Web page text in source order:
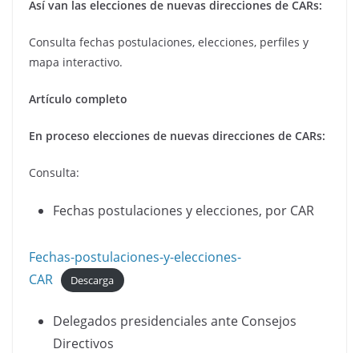
Así van las elecciones de nuevas direcciones de CARs:
Consulta fechas postulaciones, elecciones, perfiles y
mapa interactivo.
Artículo completo
En proceso elecciones de nuevas direcciones de CARs:
Consulta:
Fechas postulaciones y elecciones, por CAR
Fechas-postulaciones-y-elecciones-
CAR
Descarga
Delegados presidenciales ante Consejos
Directivos